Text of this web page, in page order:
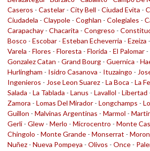
Caseros - Castelar - City Bell - Ciudad Evita -
Ciudadela - Claypole - Coghlan - Colegiales -
Carapachay - Chacarita - Congreso -
Bosco - Escobar - Esteban Echeverria - Ezeiza -
Varela - Flores - Floresta - Florida - El Palomar -
Gonzalez Catan - Grand Bourg - Guernica -
Hurlingham - Isidro Casanova - Ituzaingo -
Ingenieros - Jose Leon Suarez - La Boca - La
Salada - La Tablada - Lanus - Lavallol - Libertad
Zamora - Lomas Del Mirador - Longchamps -
Guillon - Malvinas Argentinas - Marmol -
Gerli - Glew - Merlo - Microcentro - Monte
Chingolo - Monte Grande - Monserrat - Moron
Nuñez - Nueva Pompeya - Olivos - Once -